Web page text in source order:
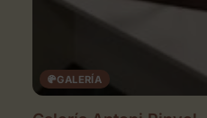
GALERÍA